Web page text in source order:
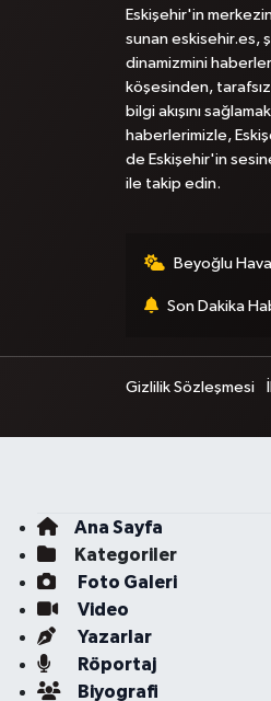
Eskişehir'in
sunan eskisehir.es,
dinamizmini
köşesinden,
bilgi akışını
haberlerimizle,
de Eskişehir'in
ile takip edin.
Beyoğlu
Son Dakika
Gizlilik Sözleşmesi
Ana Sayfa
Kategoriler
Foto Galeri
Video
Yazarlar
Röportaj
Biyografi